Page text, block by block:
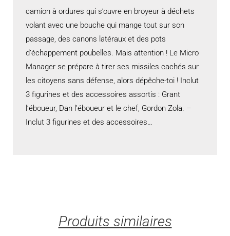
camion à ordures qui s’ouvre en broyeur à déchets
volant avec une bouche qui mange tout sur son
passage, des canons latéraux et des pots
d’échappement poubelles. Mais attention ! Le Micro
Manager se prépare à tirer ses missiles cachés sur
les citoyens sans défense, alors dépêche-toi ! Inclut
3 figurines et des accessoires assortis : Grant
l’éboueur, Dan l’éboueur et le chef, Gordon Zola. –
Inclut 3 figurines et des accessoires…
Produits similaires